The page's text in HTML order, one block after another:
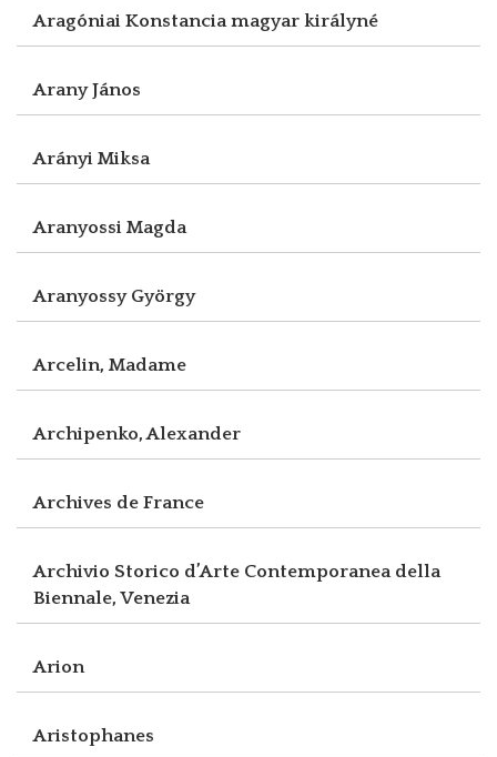
Aragóniai Konstancia magyar királyné
Arany János
Arányi Miksa
Aranyossi Magda
Aranyossy György
Arcelin, Madame
Archipenko, Alexander
Archives de France
Archivio Storico d’Arte Contemporanea della
Biennale, Venezia
Arion
Aristophanes